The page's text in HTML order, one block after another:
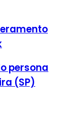
persona
(SP)